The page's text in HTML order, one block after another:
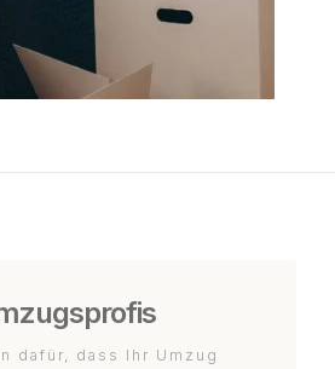
dafür, dass Ihr Umzug